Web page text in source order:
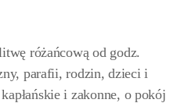
różańcową od godz.
parafii, rodzin, dzieci i
i zakonne, o pokój